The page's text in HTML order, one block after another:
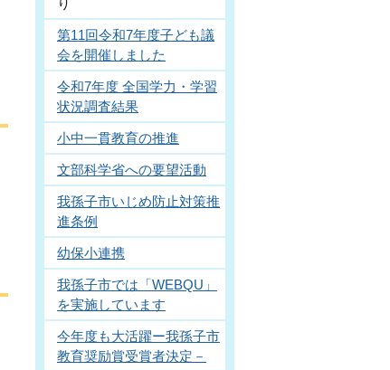
り
第11回令和7年度子ども議
会を開催しました
令和7年度 全国学力・学習
状況調査結果
小中一貫教育の推進
文部科学省への要望活動
我孫子市いじめ防止対策推
進条例
幼保小連携
我孫子市では「WEBQU」
を実施しています
今年度も大活躍ー我孫子市
教育奨励賞受賞者決定－